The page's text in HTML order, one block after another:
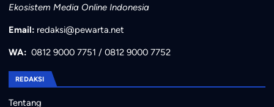
Ekosistem Media Online Indonesia
Email: redaksi@pewarta.net
WA: 0812 9000 7751 / 0812 9000 7752
REDAKSI
Tentang